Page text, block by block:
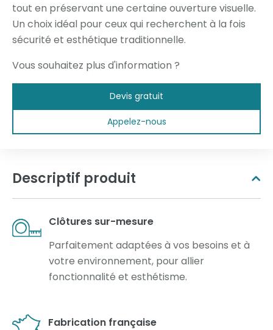
tout en préservant une certaine ouverture visuelle.
Un choix idéal pour ceux qui recherchent à la fois
sécurité et esthétique traditionnelle.
Vous souhaitez plus d'information ?
Devis gratuit
Appelez-nous
Descriptif produit
Clôtures sur-mesure
Parfaitement adaptées à vos besoins et à
votre environnement, pour allier
fonctionnalité et esthétisme.
Fabrication française